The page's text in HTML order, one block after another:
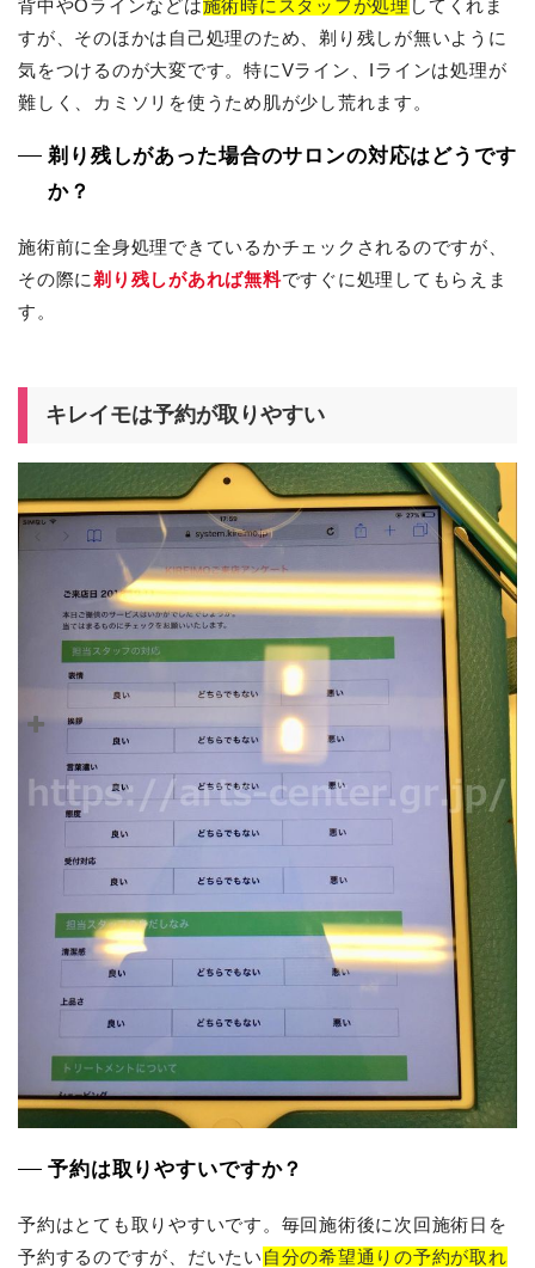
背中やOラインなどは施術時にスタッフが処理 してくれま
すが、そのほかは自己処理のため、剃り残しが無いように
気をつけるのが大変です。特にVライン、Iラインは処理が
難しく、カミソリを使うため肌が少し荒れます。
剃り残しがあった場合のサロンの対応はどうです
か？
施術前に全身処理できているかチェックされるのですが、
その際に 剃り残しがあれば無料ですぐに処理してもらえま
す。
キレイモは予約が取りやすい
予約は取りやすいですか？
予約はとても取りやすいです。毎回施術後に次回施術日を
予約するのですが、だいたい 自分の希望通りの予約が取れ